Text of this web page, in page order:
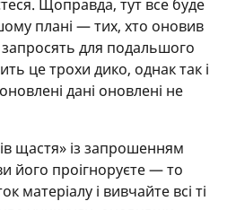
Щоправда, тут все буде
плані — тих, хто оновив
для подальшого
це трохи дико, однак так і
дані оновлені не
щастя» із запрошенням
його проігноруєте — то
матеріалу і вивчайте всі ті